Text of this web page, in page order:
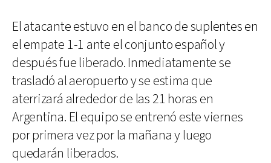
El atacante estuvo en el banco de suplentes en
el empate 1-1 ante el conjunto español y
después fue liberado. Inmediatamente se
trasladó al aeropuerto y se estima que
aterrizará alrededor de las 21 horas en
Argentina. El equipo se entrenó este viernes
por primera vez por la mañana y luego
quedarán liberados.